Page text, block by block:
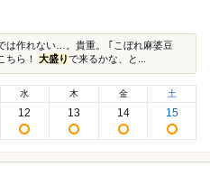
は作れない…。貴重。 ｢こぼれ麻婆豆
ちら！ 大盛りで来るかな、と...
水
12
木
13
金
14
土
15